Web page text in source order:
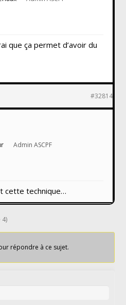
que ça permet d’avoir du
#32814
Admin ASCPF
cette technique…
répondre à ce sujet.